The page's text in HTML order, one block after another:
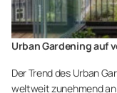
Urban Gardening auf
Der Trend des Urban
weltweit zunehmend